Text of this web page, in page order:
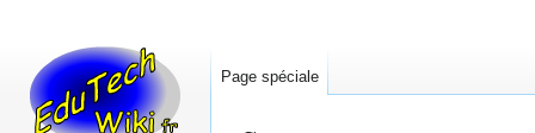
Page spéciale